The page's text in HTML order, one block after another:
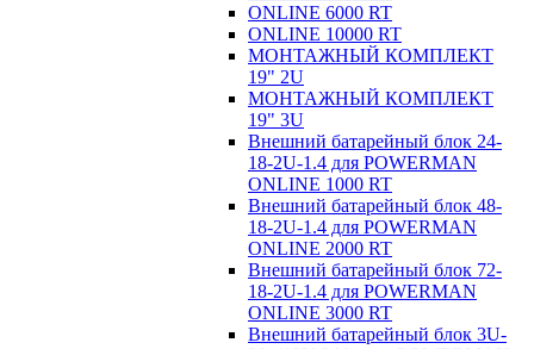
ONLINE 6000 RT
ONLINE 10000 RT
МОНТАЖНЫЙ КОМПЛЕКТ
19" 2U
МОНТАЖНЫЙ КОМПЛЕКТ
19" 3U
Внешний батарейный блок 24-
18-2U-1.4 для POWERMAN
ONLINE 1000 RT
Внешний батарейный блок 48-
18-2U-1.4 для POWERMAN
ONLINE 2000 RT
Внешний батарейный блок 72-
18-2U-1.4 для POWERMAN
ONLINE 3000 RT
Внешний батарейный блок 3U-